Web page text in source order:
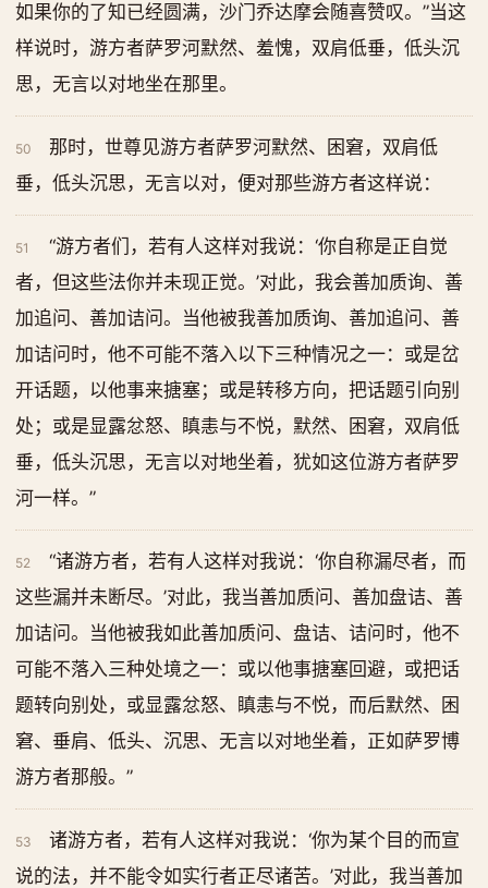
如果你的了知已经圆满，沙门乔达摩会随喜赞叹。”当这
样说时，游方者萨罗河默然、羞愧，双肩低垂，低头沉
思，无言以对地坐在那里。
50
那时，世尊见游方者萨罗河默然、困窘，双肩低
垂，低头沉思，无言以对，便对那些游方者这样说：
51
“游方者们，若有人这样对我说：‘你自称是正自觉
者，但这些法你并未现正觉。’对此，我会善加质询、善
加追问、善加诘问。当他被我善加质询、善加追问、善
加诘问时，他不可能不落入以下三种情况之一：或是岔
开话题，以他事来搪塞；或是转移方向，把话题引向别
处；或是显露忿怒、瞋恚与不悦，默然、困窘，双肩低
垂，低头沉思，无言以对地坐着，犹如这位游方者萨罗
河一样。”
52
“诸游方者，若有人这样对我说：‘你自称漏尽者，而
这些漏并未断尽。’对此，我当善加质问、善加盘诘、善
加诘问。当他被我如此善加质问、盘诘、诘问时，他不
可能不落入三种处境之一：或以他事搪塞回避，或把话
题转向别处，或显露忿怒、瞋恚与不悦，而后默然、困
窘、垂肩、低头、沉思、无言以对地坐着，正如萨罗博
游方者那般。”
53
诸游方者，若有人这样对我说：‘你为某个目的而宣
说的法，并不能令如实行者正尽诸苦。’对此，我当善加